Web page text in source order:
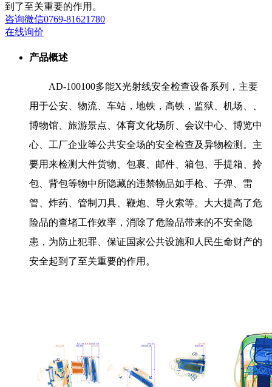
到了至关重要的作用。
咨询微信0769-81621780
在线询价
产品概述
AD-100100多能X光射线安全检查设备系列，主要
用于公安、物流、车站，地铁，高铁，监狱、机场、、
博物馆、旅游景点、体育文化场所、会议中心、博览中
心、工厂企业等公共安全场的安全检查及异物检测。主
要用来检测大件货物、包裹、邮件、箱包、手提箱、拎
包、背包等物中所隐藏的违禁物品如手枪、子弹、雷
管、炸药、管制刀具、鞭炮、导火索等。大大提高了危
险品的查堵工作效率，消除了危险品带来的不安全隐
患，为防止犯罪、保证国家公共设施和人民生命财产的
安全起到了至关重要的作用。